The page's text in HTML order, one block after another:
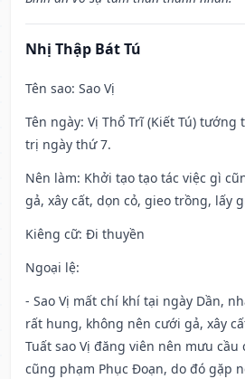
Nhị Thập Bát Tú
Tên sao: Sao Vị
Tên ngày: Vị Thổ Trĩ (Kiết Tú)
trị ngày thứ 7.
Nên làm: Khởi tạo tạo tác việc gì
gả, xây cất, dọn cỏ, gieo trồng, lấy
Kiêng cữ: Đi thuyền
Ngoại lệ:
- Sao Vị mất chí khí tại ngày Dần,
rất hung, không nên cưới gả, xây
Tuất sao Vị đăng viên nên mưu
cũng phạm Phục Đoạn, do đó gặp